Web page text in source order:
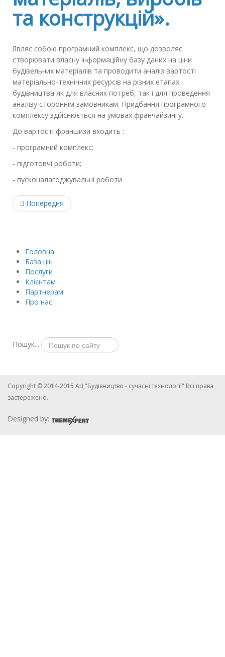
та конструкцій».
Являє собою програмний комплекс, що дозволяє
створювати власну інформаційну базу даних на ціни
будівельних матеріалів та проводити аналіз вартості
матеріально-технічних ресурсів на різних етапах
будівництва як для власних потреб, так і для проведення
аналізу стороннім замовникам. Придбання програмного
комплексу здійснюється на умовах франчайзингу.
До вартості франшизи входить :
- програмний комплекс;
- підготовчі роботи;
- пусконалагоджувальні роботи
Попередня
Головна
База цін
Послуги
Клієнтам
Партнерам
Про нас
Пошук...
Copyright © 2014-2015 АЦ "Будівництво - сучасні технології" Всі права
застережено.
Designed by: